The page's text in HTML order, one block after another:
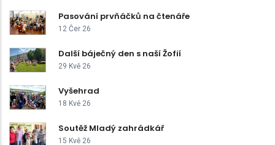
Pasování prvňáčků na čtenáře
12 Čer 26
Další báječný den s naší Žofií
29 Kvě 26
Vyšehrad
18 Kvě 26
Soutěž Mladý zahrádkář
15 Kvě 26